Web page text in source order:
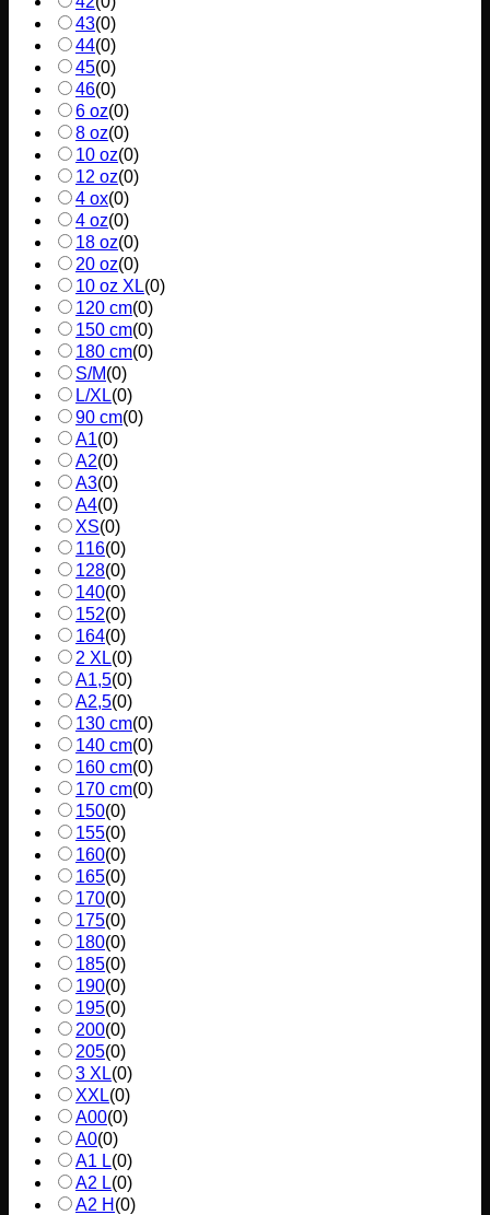
43(0)
44(0)
45(0)
46(0)
6 oz(0)
8 oz(0)
10 oz(0)
12 oz(0)
4 ox(0)
4 oz(0)
18 oz(0)
20 oz(0)
10 oz XL(0)
120 cm(0)
150 cm(0)
180 cm(0)
S/M(0)
L/XL(0)
90 cm(0)
A1(0)
A2(0)
A3(0)
A4(0)
XS(0)
116(0)
128(0)
140(0)
152(0)
164(0)
2 XL(0)
A1,5(0)
A2,5(0)
130 cm(0)
140 cm(0)
160 cm(0)
170 cm(0)
150(0)
155(0)
160(0)
165(0)
170(0)
175(0)
180(0)
185(0)
190(0)
195(0)
200(0)
205(0)
3 XL(0)
XXL(0)
A00(0)
A0(0)
A1 L(0)
A2 L(0)
A2 H (0)